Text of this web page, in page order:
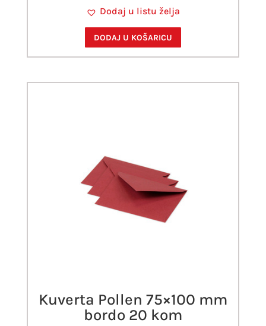
Dodaj u listu želja
DODAJ U KOŠARICU
Kuverta Pollen 75×100 mm
bordo 20 kom